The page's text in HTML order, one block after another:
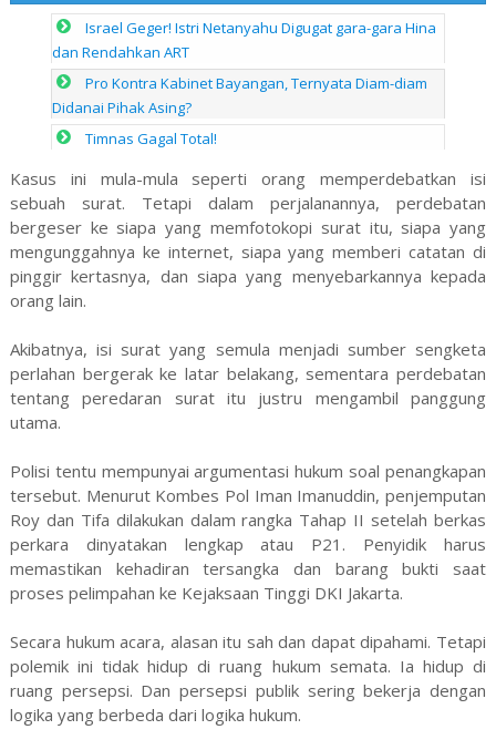
Israel Geger! Istri Netanyahu Digugat gara-gara Hina
dan Rendahkan ART
Pro Kontra Kabinet Bayangan, Ternyata Diam-diam
Didanai Pihak Asing?
Timnas Gagal Total!
Kasus ini mula-mula seperti orang memperdebatkan isi
sebuah surat. Tetapi dalam perjalanannya, perdebatan
bergeser ke siapa yang memfotokopi surat itu, siapa yang
mengunggahnya ke internet, siapa yang memberi catatan di
pinggir kertasnya, dan siapa yang menyebarkannya kepada
orang lain.
Akibatnya, isi surat yang semula menjadi sumber sengketa
perlahan bergerak ke latar belakang, sementara perdebatan
tentang peredaran surat itu justru mengambil panggung
utama.
Polisi tentu mempunyai argumentasi hukum soal penangkapan
tersebut. Menurut Kombes Pol Iman Imanuddin, penjemputan
Roy dan Tifa dilakukan dalam rangka Tahap II setelah berkas
perkara dinyatakan lengkap atau P21. Penyidik harus
memastikan kehadiran tersangka dan barang bukti saat
proses pelimpahan ke Kejaksaan Tinggi DKI Jakarta.
Secara hukum acara, alasan itu sah dan dapat dipahami. Tetapi
polemik ini tidak hidup di ruang hukum semata. Ia hidup di
ruang persepsi. Dan persepsi publik sering bekerja dengan
logika yang berbeda dari logika hukum.